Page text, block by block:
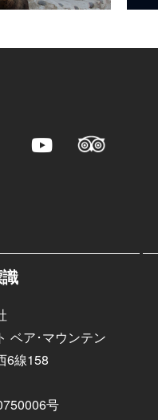
ベア･マウンテン
6線158
号